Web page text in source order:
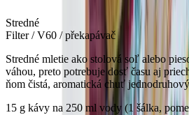
Stredné
Filter / V60 / překapávač
Stredné mletie ako stolová soľ alebo
váhou, preto potrebuje dosť času aj
ňom čistá, aromatická chuť
15 g kávy na 250 ml vody (1 šálka,